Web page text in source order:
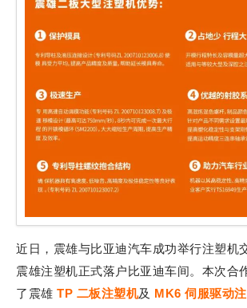
近日，震雄与比亚迪汽车成功举行注塑机
震雄注塑机正式落户比亚迪车间。本次合
了震雄 TP 二板注塑机及 MK6 伺服驱动